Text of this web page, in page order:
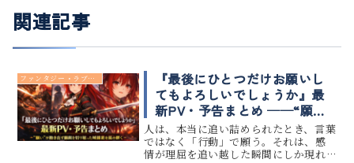
関連記事
ファンタジー・ラブコメ
『最後にひとつだけお願いし
てもよろしいでしょうか』最
新PV・予告まとめ ──“願
い”が動き出す瞬間を切り取っ
た映像美を読み解く
人は、本当に追い詰められたとき、言葉
ではなく「行動」で願う。それは、感
情が理屈を追い越した瞬間にしか現れ